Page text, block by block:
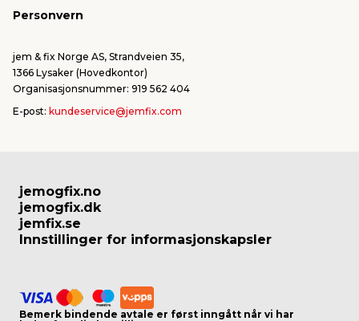
Personvern
jem & fix Norge AS, Strandveien 35,
1366 Lysaker (Hovedkontor)
Organisasjonsnummer: 919 562 404
E-post: kundeservice@jemfix.com
jemogfix.no
jemogfix.dk
jemfix.se
Innstillinger for informasjonskapsler
Bemerk bindende avtale er først inngått når vi har